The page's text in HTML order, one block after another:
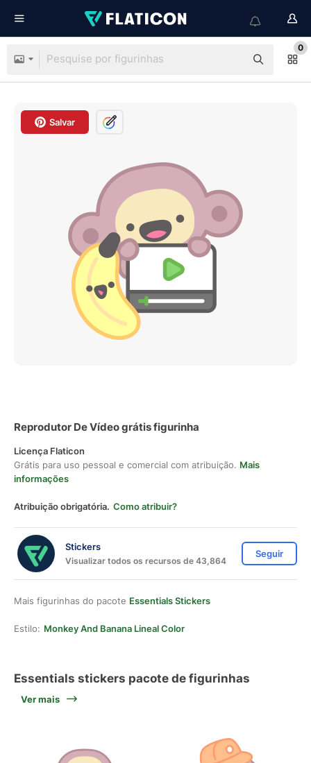
0
Salvar
Reprodutor De Vídeo grátis figurinha
Licença Flaticon
Grátis para uso pessoal e comercial com atribuição. Mais
informações
Atribuição obrigatória. Como atribuir?
Stickers
Visualizar todos os recursos de 43,864
Seguir
Mais figurinhas do pacote Essentials Stickers
Estilo: Monkey And Banana Lineal Color
Essentials stickers pacote de figurinhas
Ver mais